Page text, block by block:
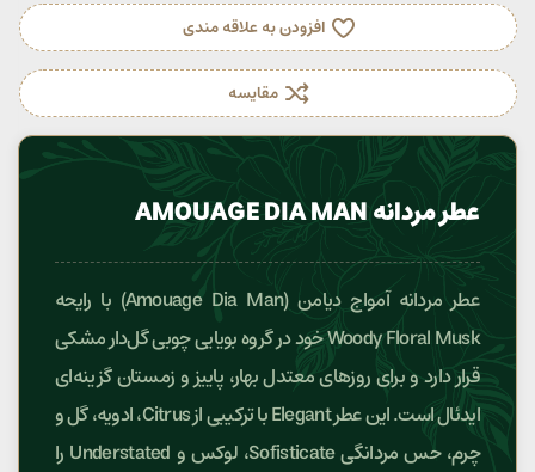
افزودن به علاقه مندی
مقایسه
عطر مردانه AMOUAGE DIA MAN
عطر مردانه آمواج دیامن (Amouage Dia Man) با رایحه
Woody Floral Musk خود در گروه بویایی چوبی گل‌دار مشکی
قرار دارد و برای روزهای معتدل بهار، پاییز و زمستان گزینه‌ای
ایدئال است. این عطر Elegant با ترکیبی از Citrus، ادویه، گل و
چرم، حس مردانگی Sofisticate، لوکس و Understated را